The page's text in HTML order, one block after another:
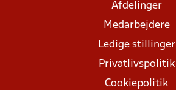
Afdelinger
Medarbejdere
Ledige stillinger
Privatlivspolitik
Cookiepolitik